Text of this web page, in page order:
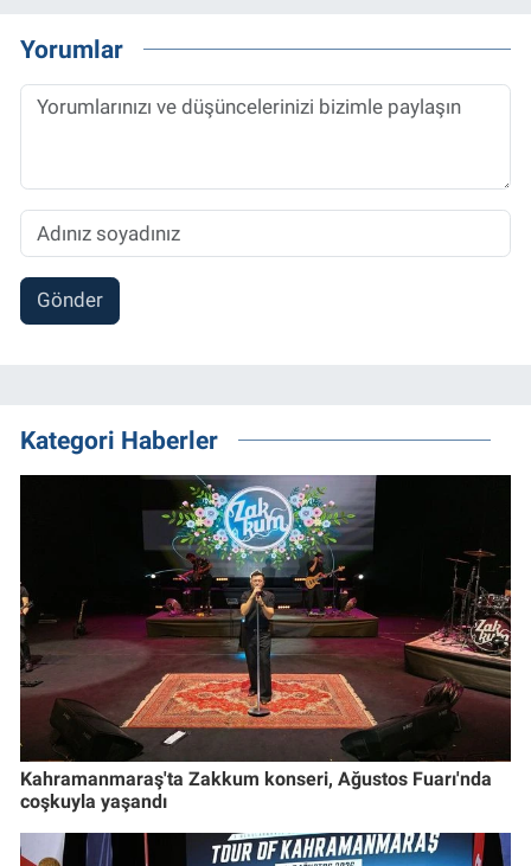
Yorumlar
Gönder
Kategori Haberler
Kahramanmaraş'ta Zakkum konseri, Ağustos Fuarı'nda
coşkuyla yaşandı